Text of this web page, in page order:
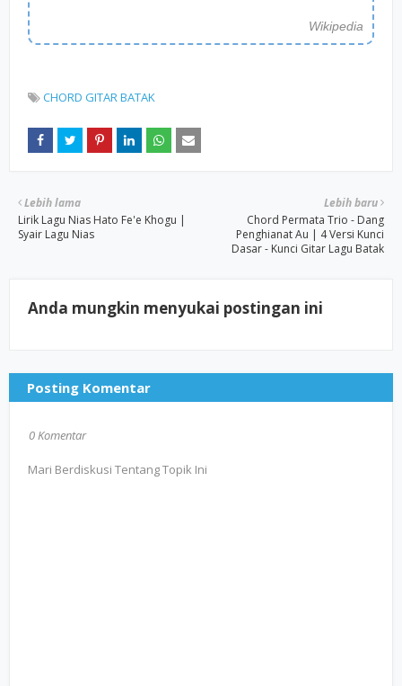
Wikipedia
CHORD GITAR BATAK
Lebih baru
Chord Permata Trio - Dang
Penghianat Au | 4 Versi Kunci
Dasar - Kunci Gitar Lagu Batak
Lebih lama
Lirik Lagu Nias Hato Fe'e Khogu |
Syair Lagu Nias
Anda mungkin menyukai postingan ini
Posting Komentar
0 Komentar
Mari Berdiskusi Tentang Topik Ini